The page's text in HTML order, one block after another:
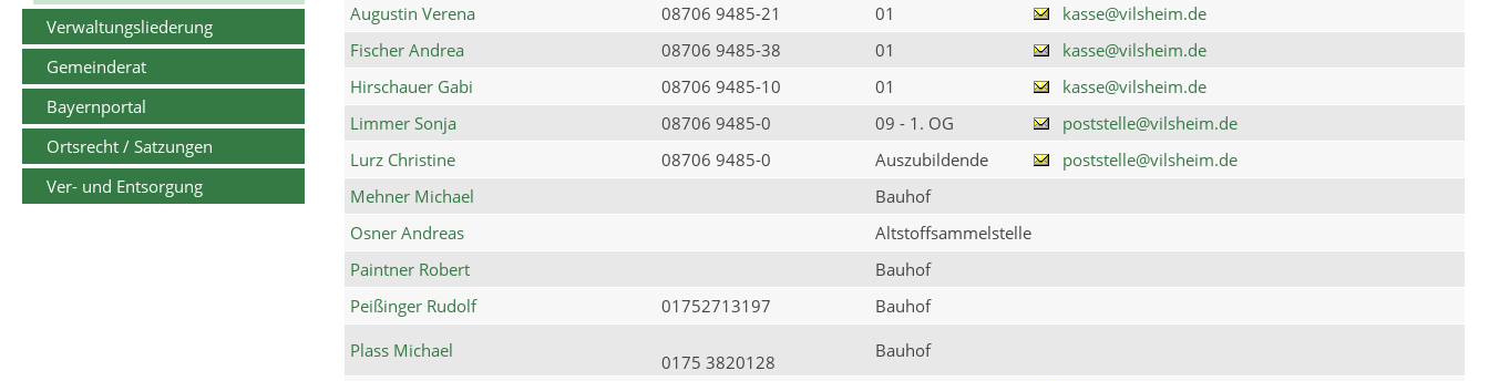
Verwaltungsliederung
Gemeinderat
Bayernportal
Ortsrecht / Satzungen
Ver- und Entsorgung
Augustin Verena 08706 9485-21 01
kasse@vilsheim.de
Fischer Andrea
08706 9485-38 01
kasse@vilsheim.de
Hirschauer Gabi
08706 9485-10 01
kasse@vilsheim.de
Limmer Sonja
08706 9485-0 09 - 1. OG
poststelle@vilsheim.de
Lurz Christine
08706 9485-0 Auszubildende
poststelle@vilsheim.de
Mehner Michael
Bauhof
Osner Andreas
Altstoffsammelstelle
Paintner Robert
Bauhof
Peißinger Rudolf
01752713197
Bauhof
Plass Michael
0175 3820128
Bauhof